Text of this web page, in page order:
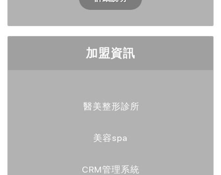
加盟資訊
醫美整形診所
美容spa
CRM管理系統